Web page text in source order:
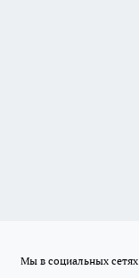
Мы в социальных сетях